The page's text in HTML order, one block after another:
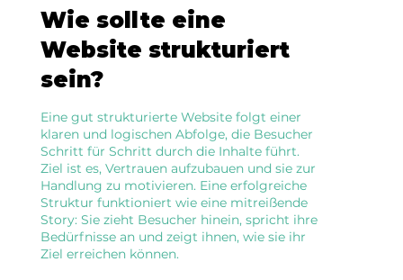
Wie sollte eine
Website strukturiert
sein?
Eine gut strukturierte Website folgt einer
klaren und logischen Abfolge, die Besucher
Schritt für Schritt durch die Inhalte führt.
Ziel ist es, Vertrauen aufzubauen und sie zur
Handlung zu motivieren. Eine erfolgreiche
Struktur funktioniert wie eine mitreißende
Story: Sie zieht Besucher hinein, spricht ihre
Bedürfnisse an und zeigt ihnen, wie sie ihr
Ziel erreichen können.